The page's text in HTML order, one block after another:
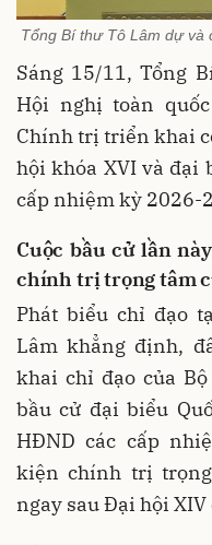
Tổng Bí thư Tô Lâm dự và
Sáng 15/11, Tổng
Hội nghị toàn
Chính trị triển khai
hội khóa XVI và đại
cấp nhiệm kỳ 2026-
Cuộc bầu cử lần
chính trị trọng tâm
Phát biểu chỉ đạo
Lâm khẳng định,
khai chỉ đạo của
bầu cử đại biểu
HĐND các cấp
kiện chính trị
ngay sau Đại hội